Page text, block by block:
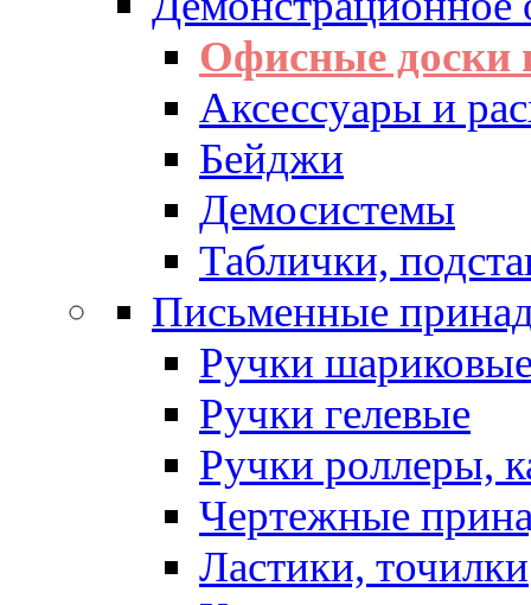
Офисные доски
Аксессуары и
Бейджи
Демосистемы
Таблички,
Письменные
Ручки
Ручки гелевые
Ручки роллеры,
Чертежные
Ластики, точилки